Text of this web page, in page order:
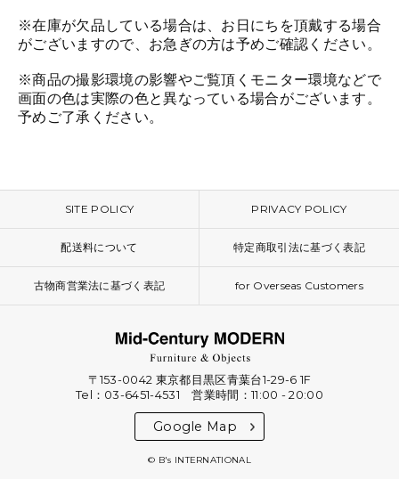
※在庫が欠品している場合は、お日にちを頂戴する場合
がございますので、お急ぎの方は予めご確認ください。
※商品の撮影環境の影響やご覧頂くモニター環境などで
画面の色は実際の色と異なっている場合がございます。
予めご了承ください。
SITE POLICY PRIVACY POLICY
配送料について 特定商取引法に基づく表記
古物商営業法に基づく表記 for Overseas Customers
〒153-0042 東京都目黒区青葉台1-29-6 1F
Tel：03-6451-4531 営業時間：11:00 - 20:00
Google Map
© B's INTERNATIONAL